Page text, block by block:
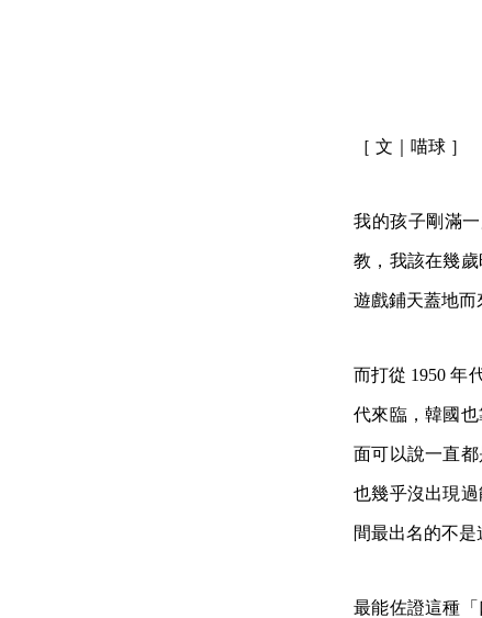
［ 文｜喵球 ］
我的孩子剛滿
教，我該在幾
遊戲鋪天蓋地而
而打從 1950 年
代來臨，韓國
面可以說一直
也幾乎沒出現
間最出名的不
最能佐證這種